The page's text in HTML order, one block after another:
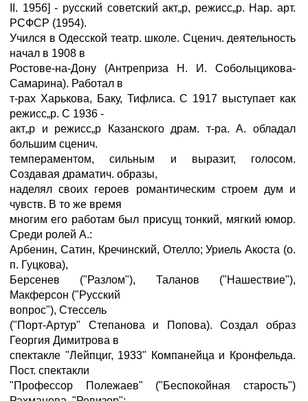
II. 1956] - русский советский акт„р, режисс„р. Нар. арт.
РСФСР (1954).
Учился в Одесской театр. школе. Сценич. деятельность
начал в 1908 в
Ростове-на-Дону (Антреприза Н. И. Соболыцикова-
Самарина). Работал в
т-рах Харькова, Баку, Тифлиса. С 1917 выступает как
режисс„р. С 1936 -
акт„р и режисс„р Казанского драм. т-ра. А. обладал
большим сценич.
темпераментом, сильным и выразит, голосом.
Создавая драматич. образы,
наделял своих героев романтическим строем дум и
чувств. В то же время
многим его работам был присущ тонкий, мягкий юмор.
Среди ролей А.:
Арбенин, Сатин, Кречинский, Отелло; Уриель Акоста (о.
п. Гуцкова),
Берсенев ("Разлом"), Таланов ("Нашествие"),
Макферсон ("Русский
вопрос"), Стессель
("Порт-Артур" Степанова и Попова). Создал образ
Георгия Димитрова в
спектакле "Лейпциг, 1933" Компанейца и Кронфельда.
Пост. спектакли
"Профессор Полежаев" ("Беспокойная старость")